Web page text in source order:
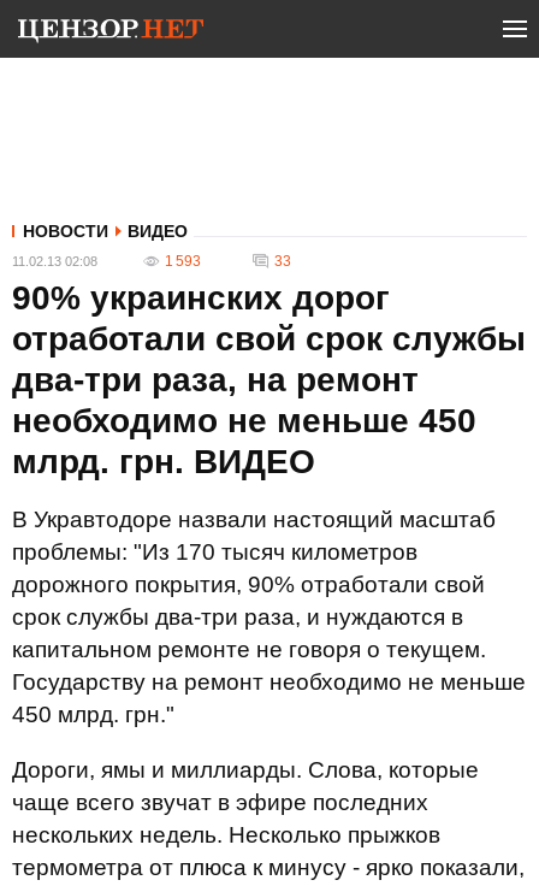
НОВОСТИ ВИДЕО
11.02.13 02:08 1 593 33
90% украинских дорог
отработали свой срок службы
два-три раза, на ремонт
необходимо не меньше 450
млрд. грн. ВИДЕО
В Укравтодоре назвали настоящий масштаб
проблемы: "Из 170 тысяч километров
дорожного покрытия, 90% отработали свой
срок службы два-три раза, и нуждаются в
капитальном ремонте не говоря о текущем.
Государству на ремонт необходимо не меньше
450 млрд. грн."
Дороги, ямы и миллиарды. Слова, которые
чаще всего звучат в эфире последних
нескольких недель. Несколько прыжков
термометра от плюса к минусу - ярко показали,